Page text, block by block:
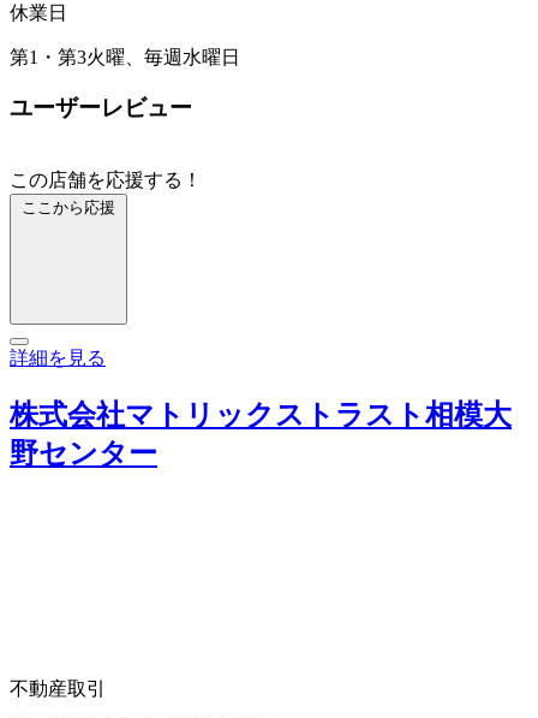
休業日
第1・第3火曜、毎週水曜日
ユーザーレビュー
この店舗を応援する！
ここから応援
詳細を見る
株式会社マトリックストラスト相模大
野センター
不動産取引